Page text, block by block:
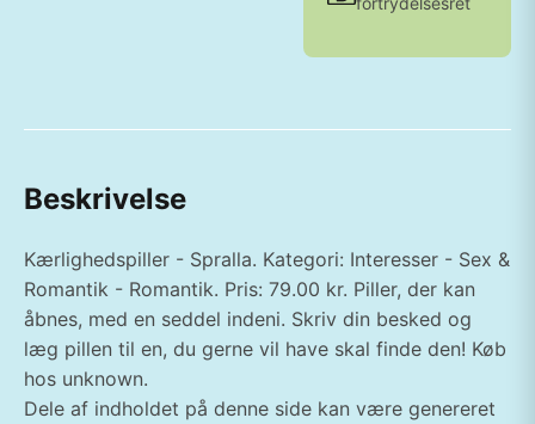
Beskrivelse
Kærlighedspiller - Spralla. Kategori: Interesser - Sex &
Romantik - Romantik. Pris: 79.00 kr. Piller, der kan
åbnes, med en seddel indeni. Skriv din besked og
læg pillen til en, du gerne vil have skal finde den! Køb
hos unknown.
Dele af indholdet på denne side kan være genereret